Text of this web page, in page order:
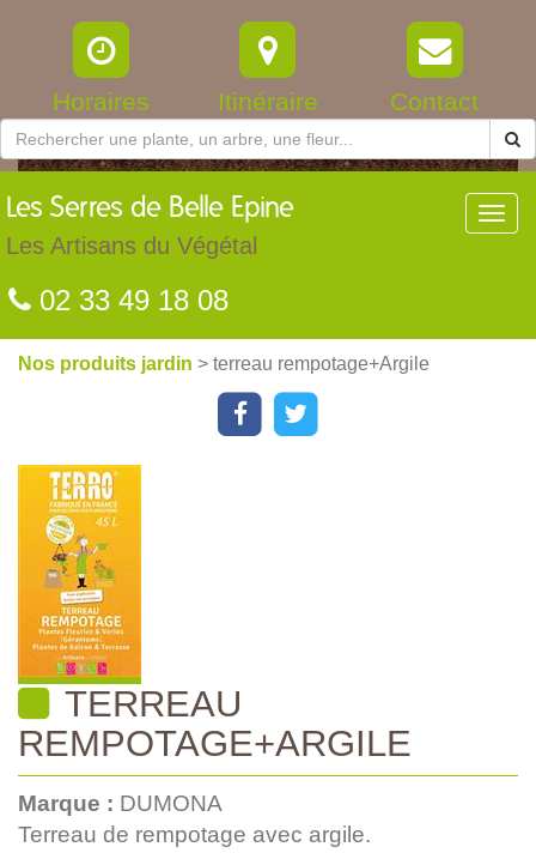
Horaires Itinéraire Contact
Les Serres de Belle Epine
Les Artisans du Végétal
02 33 49 18 08
Nos produits jardin > terreau rempotage+Argile
TERREAU
REMPOTAGE+ARGILE
Marque : DUMONA
Terreau de rempotage avec argile.